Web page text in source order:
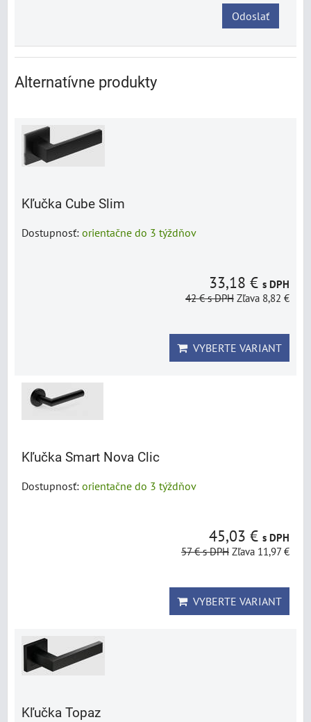
Odoslať
Alternatívne produkty
Kľučka Cube Slim
Dostupnosť: orientačne do 3 týždňov
33,18 € s DPH
42 €s DPH Zľava 8,82 €
VYBERTE VARIANT
Kľučka Smart Nova Clic
Dostupnosť: orientačne do 3 týždňov
45,03 € s DPH
57 €s DPH Zľava 11,97 €
VYBERTE VARIANT
Kľučka Topaz